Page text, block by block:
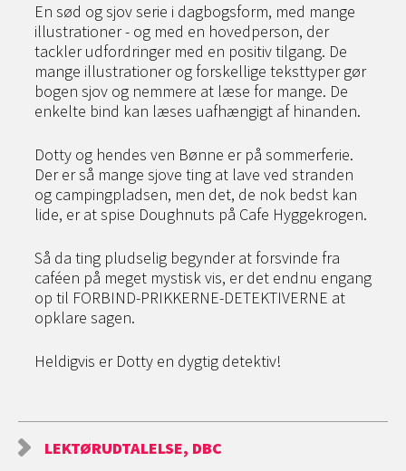
En sød og sjov serie i dagbogsform, med mange
illustrationer - og med en hovedperson, der
tackler udfordringer med en positiv tilgang. De
mange illustrationer og forskellige teksttyper gør
bogen sjov og nemmere at læse for mange. De
enkelte bind kan læses uafhængigt af hinanden.
Dotty og hendes ven Bønne er på sommerferie.
Der er så mange sjove ting at lave ved stranden
og campingpladsen, men det, de nok bedst kan
lide, er at spise Doughnuts på Cafe Hyggekrogen.
Så da ting pludselig begynder at forsvinde fra
caféen på meget mystisk vis, er det endnu engang
op til FORBIND-PRIKKERNE-DETEKTIVERNE at
opklare sagen.
Heldigvis er Dotty en dygtig detektiv!
LEKTØRUDTALELSE, DBC